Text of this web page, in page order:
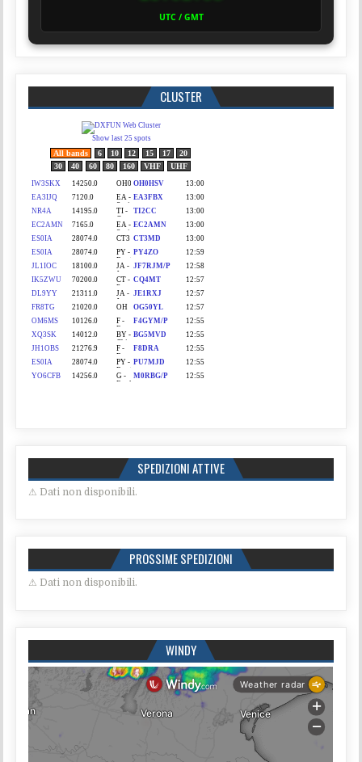
UTC / GMT
CLUSTER
SPEDIZIONI ATTIVE
⚠ Dati non disponibili.
PROSSIME SPEDIZIONI
⚠ Dati non disponibili.
WINDY